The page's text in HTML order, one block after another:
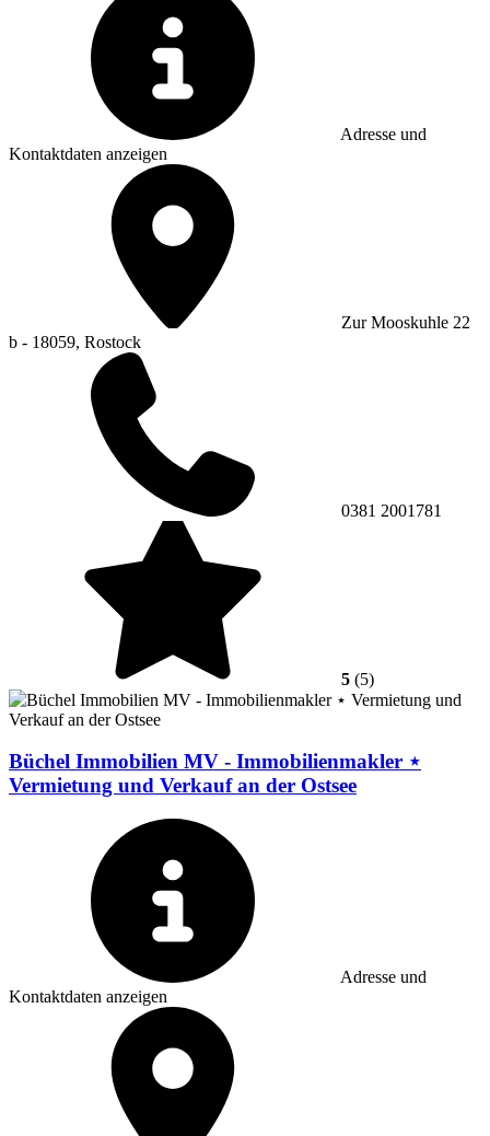
Adresse und
Kontaktdaten anzeigen
Zur Mooskuhle 22
b - 18059, Rostock
0381 2001781
5 (5)
Büchel Immobilien MV - Immobilienmakler ⋆
Vermietung und Verkauf an der Ostsee
Adresse und
Kontaktdaten anzeigen